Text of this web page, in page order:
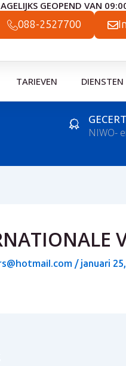
GEOPEND VAN
088-2527700
TARIEVEN DIENSTEN
NIWO-
/ januari